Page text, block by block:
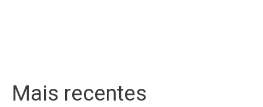
Mais recentes